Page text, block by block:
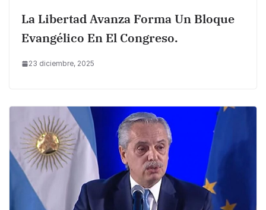
La Libertad Avanza Forma Un Bloque
Evangélico En El Congreso.
23 diciembre, 2025